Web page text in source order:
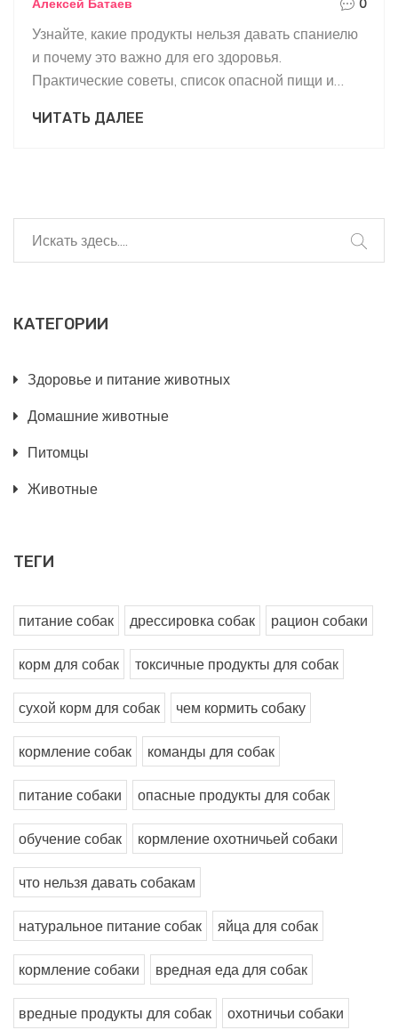
Узнайте, какие продукты нельзя давать спаниелю
и почему это важно для его здоровья.
Практические советы, список опасной пищи и
ЧИТАТЬ ДАЛЕЕ
КАТЕГОРИИ
Здоровье и питание животных
Домашние животные
Питомцы
Животные
ТЕГИ
питание собак дрессировка собак рацион собаки
корм для собак токсичные продукты для собак
сухой корм для собак чем кормить собаку
кормление собак команды для собак
питание собаки опасные продукты для собак
обучение собак кормление охотничьей собаки
что нельзя давать собакам
натуральное питание собак яйца для собак
кормление собаки вредная еда для собак
вредные продукты для собак охотничьи собаки